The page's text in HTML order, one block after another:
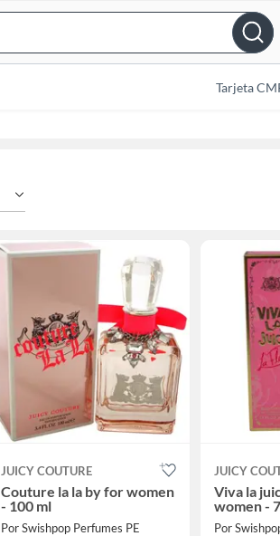
Bar
Tarjeta
JUICY COUTURE
Couture la la by for women
- 100 ml
Por Swishpop Perfumes PE
JUICY
Viva la
women -
Por